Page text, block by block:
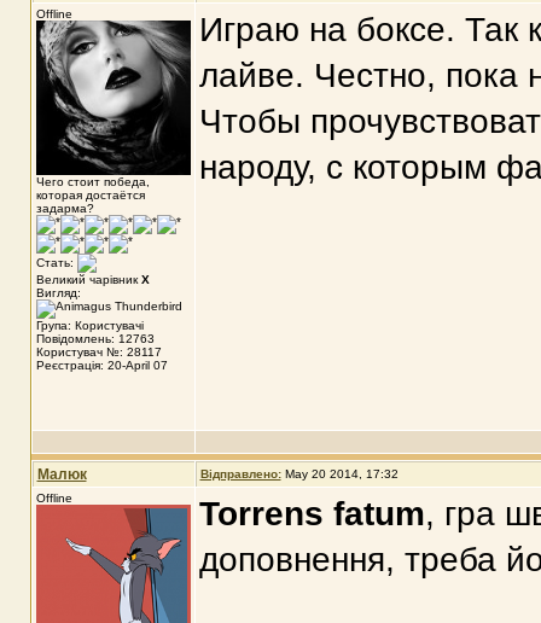
Offline
Чего стоит победа,
которая достаётся
задарма?
Стать:
Великий чарівник X
Вигляд:
Група: Користувачі
Повідомлень: 12763
Користувач №: 28117
Реєстрація: 20-April 07
Играю на боксе. Так
лайве. Честно, пока
Чтобы
народу, с которым
Малюк Відправлено: May 20 2014, 17:32
Offline
Torrens fatum, гра
доповнення, треба